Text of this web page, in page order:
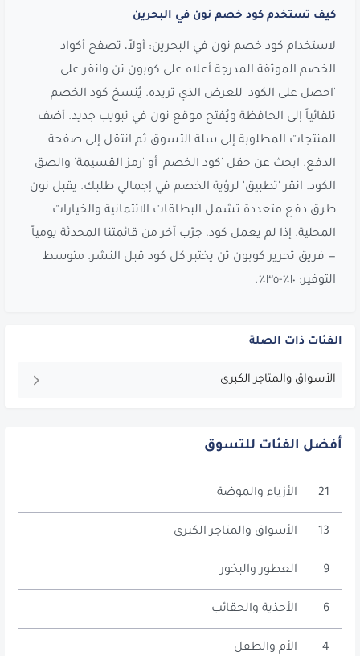
كيف تستخدم كود خصم نون في البحرين
لاستخدام كود خصم نون في البحرين: أولاً، تصفح أكواد
الخصم الموثقة المدرجة أعلاه على كوبون تن وانقر على
'احصل على الكود' للعرض الذي تريده. يُنسخ كود الخصم
تلقائياً إلى الحافظة ويُفتح موقع نون في تبويب جديد. أضف
المنتجات المطلوبة إلى سلة التسوق ثم انتقل إلى صفحة
الدفع. ابحث عن حقل 'كود الخصم' أو 'رمز القسيمة' والصق
الكود. انقر 'تطبيق' لرؤية الخصم في إجمالي طلبك. يقبل نون
طرق دفع متعددة تشمل البطاقات الائتمانية والخيارات
المحلية. إذا لم يعمل كود، جرّب آخر من قائمتنا المحدثة يومياً
— فريق تحرير كوبون تن يختبر كل كود قبل النشر. متوسط
التوفير: ١٠٪-٣٥٪.
الفئات ذات الصلة
الأسواق والمتاجر الكبرى
أفضل الفئات للتسوق
الأزياء والموضة 21
الأسواق والمتاجر الكبرى 13
العطور والبخور 9
الأحذية والحقائب 6
الأم والطفل 4